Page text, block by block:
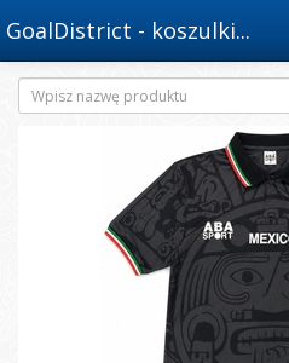
GoalDistrict - koszulki...